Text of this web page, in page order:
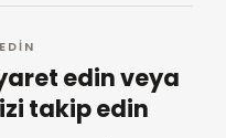
edin veya
takip edin